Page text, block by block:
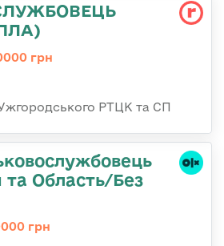
грн
РТЦК та СП
Область/Без
грн